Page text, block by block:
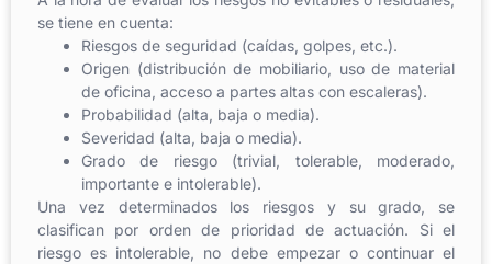
se tiene en cuenta:
Riesgos de seguridad (caídas, golpes, etc.).
Origen (distribución de mobiliario, uso de material
de oficina, acceso a partes altas con escaleras).
Probabilidad (alta, baja o media).
Severidad (alta, baja o media).
Grado de riesgo (trivial, tolerable, moderado,
importante e intolerable).
Una vez determinados los riesgos y su grado, se
clasifican por orden de prioridad de actuación. Si el
riesgo es intolerable, no debe empezar o continuar el